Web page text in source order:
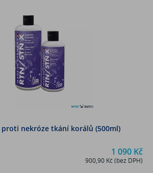
proti nekróze tkání korálů (500ml)
1 090 Kč
900,90 Kč (bez DPH)